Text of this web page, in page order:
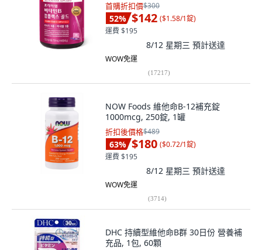
首購折扣價$300
52% $142 ($1.58/1錠)
運費 $195
8/12 星期三 預計送達
WOW免運
(17217)
NOW Foods 維他命B-12補充錠
1000mcg, 250錠, 1罐
折扣後價格$489
63% $180 ($0.72/1錠)
運費 $195
8/12 星期三 預計送達
WOW免運
(3714)
DHC 持續型維他命B群 30日份 營養補
充品, 1包, 60顆